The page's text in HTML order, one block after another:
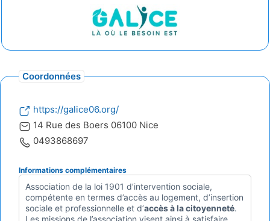
Coordonnées
https://galice06.org/
14 Rue des Boers 06100 Nice
0493868697
Informations complémentaires
Association de la loi 1901 d’intervention sociale,
compétente en termes d’accès au logement, d’insertion
sociale et professionnelle et d’accès à la citoyenneté.
Les missions de l’association visent ainsi à satisfaire